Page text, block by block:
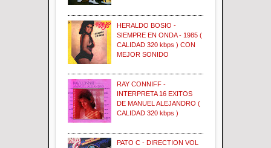
HERALDO BOSIO -
SIEMPRE EN ONDA - 1985 (
CALIDAD 320 kbps ) CON
MEJOR SONIDO
RAY CONNIFF -
INTERPRETA 16 EXITOS
DE MANUEL ALEJANDRO (
CALIDAD 320 kbps )
PATO C - DIRECTION VOL